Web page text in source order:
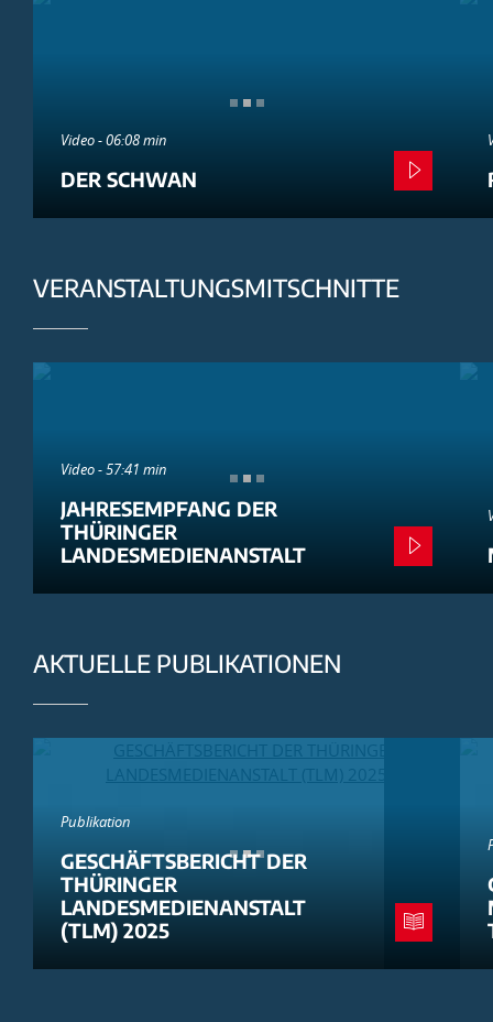
Video - 06:08 min
DER SCHWAN
VERANSTALTUNGSMITSCHNITTE
Video - 57:41 min
JAHRESEMPFANG DER
THÜRINGER
LANDESMEDIENANSTALT
AKTUELLE PUBLIKATIONEN
Publikation
GESCHÄFTSBERICHT DER
THÜRINGER
LANDESMEDIENANSTALT
(TLM) 2025